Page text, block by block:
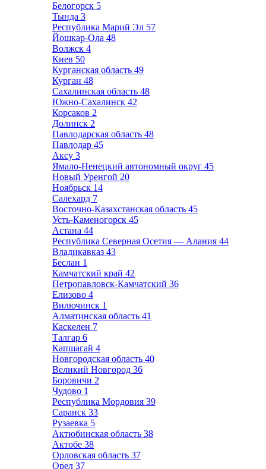
Белогорск 5
Тында 3
Республика Марий Эл 57
Йошкар-Ола 48
Волжск 4
Киев 50
Курганская область 49
Курган 48
Сахалинская область 48
Южно-Сахалинск 42
Корсаков 2
Долинск 2
Павлодарская область 48
Павлодар 45
Аксу 3
Ямало-Ненецкий автономный округ 45
Новый Уренгой 20
Ноябрьск 14
Салехард 7
Восточно-Казахстанская область 45
Усть-Каменогорск 45
Астана 44
Республика Северная Осетия — Алания 44
Владикавказ 43
Беслан 1
Камчатский край 42
Петропавловск-Камчатский 36
Елизово 4
Вилючинск 1
Алматинская область 41
Каскелен 7
Талгар 6
Капшагай 4
Новгородская область 40
Великий Новгород 36
Боровичи 2
Чудово 1
Республика Мордовия 39
Саранск 33
Рузаевка 5
Актюбинская область 38
Актобе 38
Орловская область 37
Орел 37